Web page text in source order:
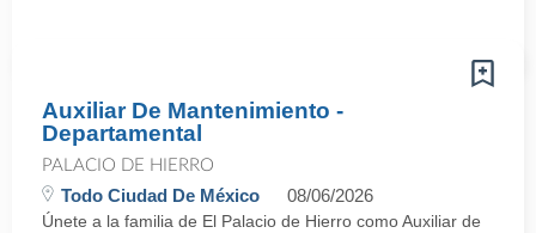
Auxiliar De Mantenimiento -
Departamental
PALACIO DE HIERRO
Todo Ciudad De México 08/06/2026
Únete a la familia de El Palacio de Hierro como Auxiliar de